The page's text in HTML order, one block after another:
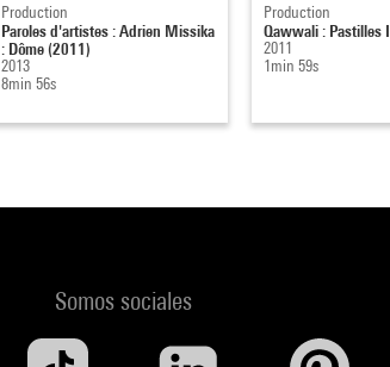
Production
Paroles d'artistes : Adrien Missika
: Dôme (2011)
2013
8min 56s
Production
Qawwali : Pastilles
2011
1min 59s
Somos sociales